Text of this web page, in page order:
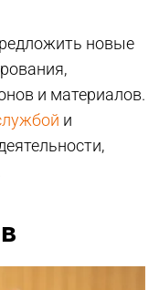
новые
и материалов.
и